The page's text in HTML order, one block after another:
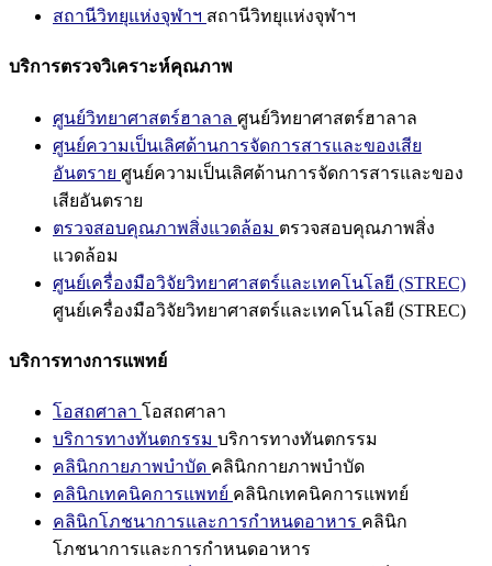
สถานีวิทยุแห่งจุฬาฯ สถานีวิทยุแห่งจุฬาฯ
บริการตรวจวิเคราะห์คุณภาพ
ศูนย์วิทยาศาสตร์ฮาลาล ศูนย์วิทยาศาสตร์ฮาลาล
ศูนย์ความเป็นเลิศด้านการจัดการสารและของเสีย
อันตราย ศูนย์ความเป็นเลิศด้านการจัดการสารและของ
เสียอันตราย
ตรวจสอบคุณภาพสิ่งแวดล้อม ตรวจสอบคุณภาพสิ่ง
แวดล้อม
ศูนย์เครื่องมือวิจัยวิทยาศาสตร์และเทคโนโลยี (STREC)
ศูนย์เครื่องมือวิจัยวิทยาศาสตร์และเทคโนโลยี (STREC)
บริการทางการแพทย์
โอสถศาลา โอสถศาลา
บริการทางทันตกรรม บริการทางทันตกรรม
คลินิกกายภาพบำบัด คลินิกกายภาพบำบัด
คลินิกเทคนิคการแพทย์ คลินิกเทคนิคการแพทย์
คลินิกโภชนาการและการกำหนดอาหาร คลินิก
โภชนาการและการกำหนดอาหาร